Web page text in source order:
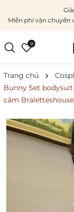
Miễn phí vận chuyển
0
Trang chủ
Bunny Set
cảm